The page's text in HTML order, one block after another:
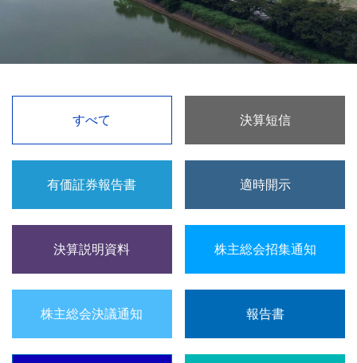
すべて 決算短信
有価証券報告書 適時開示
決算説明資料 株主総会招集通知
株主総会決議通知 報告書